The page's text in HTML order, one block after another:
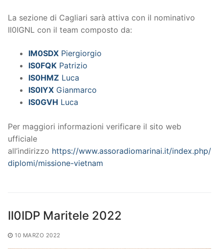
La sezione di Cagliari sarà attiva con il nominativo
II0IGNL con il team composto da:
IM0SDXPiergiorgio
IS0FQKPatrizio
IS0HMZ Luca
IS0IYXGianmarco
IS0GVH Luca
Per maggiori informazioni verificare il sito web
ufficiale
all’indirizzo https://www.assoradiomarinai.it/index.php/
diplomi/missione-vietnam
II0IDP Maritele 2022
10 MARZO 2022